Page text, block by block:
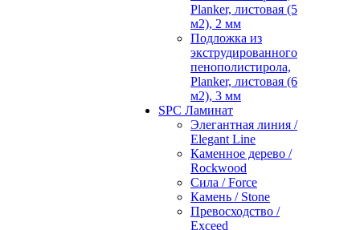
Planker, листовая (5
м2), 2 мм
Подложка из
экструдированного
пенополистирола,
Planker, листовая (6
м2), 3 мм
SPC Ламинат
Элегантная линия /
Elegant Line
Каменное дерево /
Rockwood
Сила / Force
Камень / Stone
Превосходство /
Exceed